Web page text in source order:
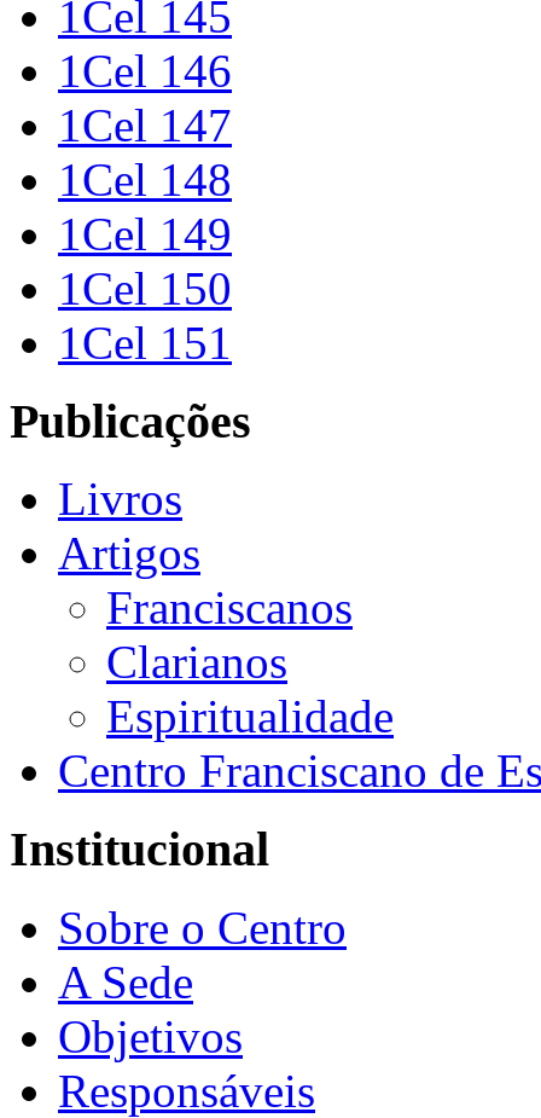
1Cel 145
1Cel 146
1Cel 147
1Cel 148
1Cel 149
1Cel 150
1Cel 151
Publicações
Livros
Artigos
Franciscanos
Clarianos
Espiritualidade
Centro Franciscano de
Institucional
Sobre o Centro
A Sede
Objetivos
Responsáveis